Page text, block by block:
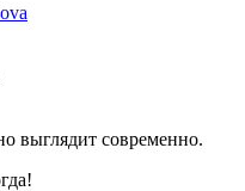
выглядит современно.